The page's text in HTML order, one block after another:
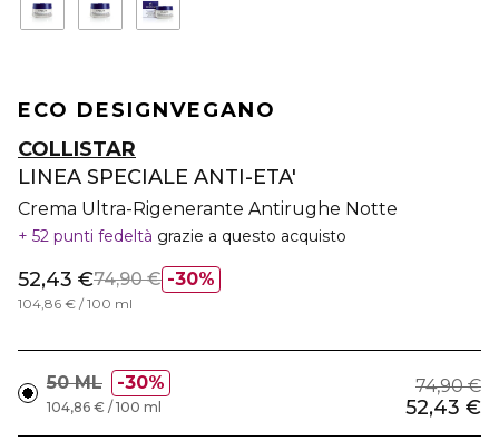
ECO DESIGNVEGANO
COLLISTAR
LINEA SPECIALE ANTI-ETA'
Crema Ultra-Rigenerante Antirughe Notte
52 punti fedeltà grazie a questo acquisto
30%
52,43 €74,90 €
104,86 € / 100 ml
50 ML 30% 74,90 €
52,43 €
104,86 € / 100 ml